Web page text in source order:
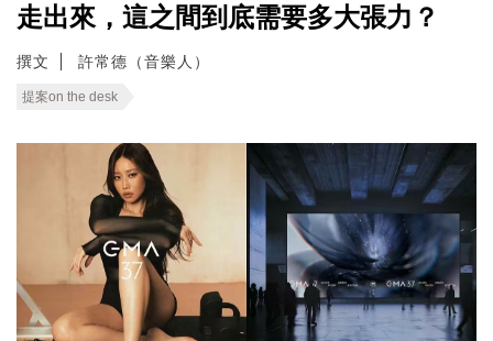
走出來，這之間到底需要多大張力？
撰文 許常德（音樂人）
提案on the desk